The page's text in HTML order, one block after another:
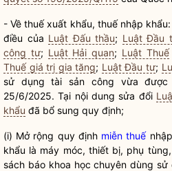
- Về thuế xuất khẩu, thuế nhập khẩu:
điều của Luật Đấu thầu; Luật Đầu
công tư; Luật Hải quan; Luật Thuế
Thuế giá trị gia tăng; Luật Đầu tư;
sử dụng tài sản công vừa
25/6/2025. Tại nội dung sửa đổi
khẩu đã bổ sung quy định;
(i) Mở rộng quy định miễn thuế
khẩu là máy móc, thiết bị, phụ
sách báo khoa học chuyên dùng